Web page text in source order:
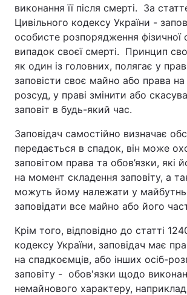
виконання її після смерті. За
Цивільного кодексу України -
особисте розпорядження фізичної
випадок своєї смерті. Принцип
як один із головних, полягає у
заповісти своє майно або права
розсуд, у праві змінити або
заповіт в будь-який час.
Заповідач самостійно визначає
передається в спадок, він може
заповітом права та обов’язки, які
на момент складення заповіту, а
можуть йому належати у
заповідати все майно або його
Крім того, відповідно до статті
кодексу України, заповідач має
на спадкоємців, або інших осіб-
заповіту - обов'язки щодо
немайнового характеру,